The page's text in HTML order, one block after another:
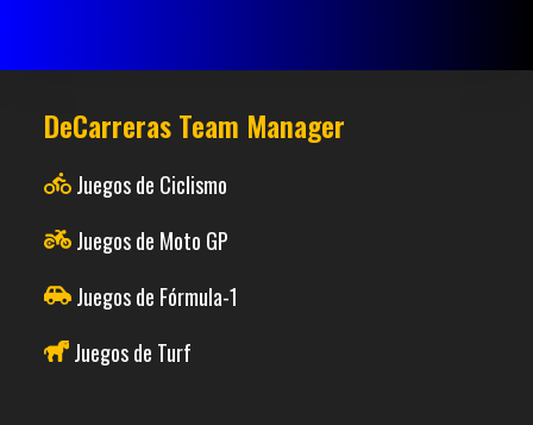
DeCarreras Team Manager
Juegos de Ciclismo
Juegos de Moto GP
Juegos de Fórmula-1
Juegos de Turf